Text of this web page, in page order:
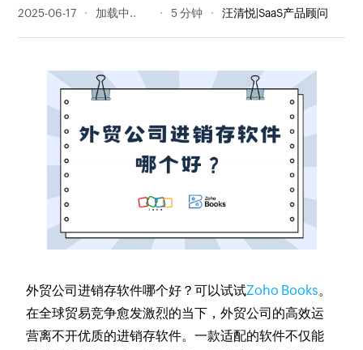
2025-06-17 267 阅读量 5 分钟 汪清悦|SaaS产品顾问
外贸公司进销存软件哪个好？可以试试Zoho Books。
在全球贸易竞争愈发激烈的当下，外贸公司的高效运
营离不开优质的进销存软件。一款适配的软件不仅能